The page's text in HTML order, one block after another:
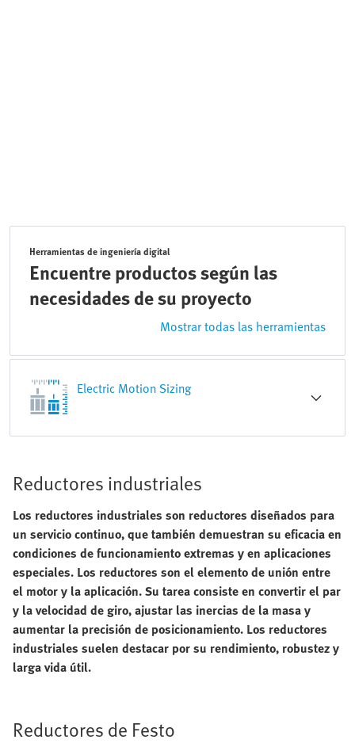
Herramientas de ingeniería digital
Encuentre productos según las
necesidades de su proyecto
Mostrar todas las herramientas
Electric Motion Sizing
Reductores industriales
Los reductores industriales son reductores diseñados para
un servicio continuo, que también demuestran su eficacia en
condiciones de funcionamiento extremas y en aplicaciones
especiales. Los reductores son el elemento de unión entre
el motor y la aplicación. Su tarea consiste en convertir el par
y la velocidad de giro, ajustar las inercias de la masa y
aumentar la precisión de posicionamiento. Los reductores
industriales suelen destacar por su rendimiento, robustez y
larga vida útil.
Reductores de Festo